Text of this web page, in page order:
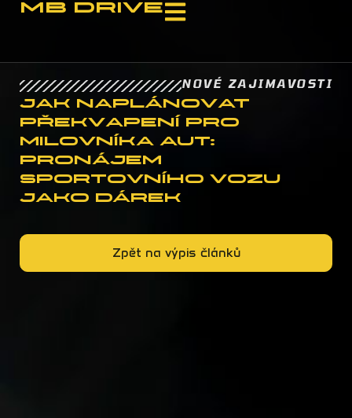
MB Drive
NOVÉ ZAJIMAVOSTI
Jak naplánovat
překvapení pro
milovníka aut:
Pronájem
sportovního vozu
jako dárek
Zpět na výpis článků